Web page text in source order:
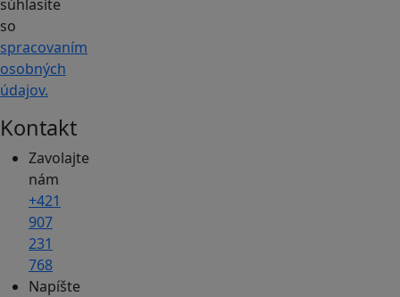
súhlasíte
so
spracovaním
osobných
údajov.
Kontakt
Zavolajte
nám
+421
907
231
768
Napíšte